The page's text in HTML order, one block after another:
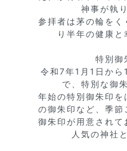
神事が執
参拝者は茅の輪を
り半年の健康と
特別御
令和7年1月1日から
で、特別な御
年始の特別御朱印を
の御朱印など、季
御朱印が用意されて
人気の神社